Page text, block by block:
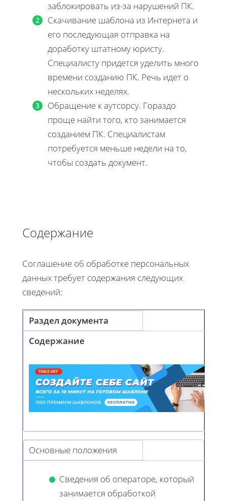
заблокировать из-за нарушений ПК.
Скачивание шаблона из Интернета и
его последующая отправка на
доработку штатному юристу.
Специалисту придется уделить много
времени созданию ПК. Речь идет о
нескольких неделях.
Обращение к аутсорсу. Гораздо
проще найти того, кто занимается
созданием ПК. Специалистам
потребуется меньше недели на то,
чтобы создать документ.
Содержание
Соглашение об обработке персональных
данных требует содержания следующих
сведений:
Раздел документа
Содержание
Основные положения
Сведения об операторе, который
занимается обработкой